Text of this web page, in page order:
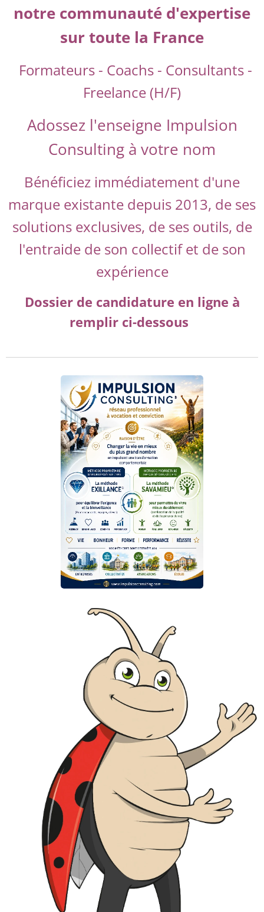
notre communauté d'expertise
sur toute la France
Formateurs - Coachs - Consultants -
Freelance (H/F)
Adossez l'enseigne Impulsion
Consulting à votre nom
Bénéficiez immédiatement d'une
marque existante depuis 2013, de ses
solutions exclusives, de ses outils, de
l'entraide de son collectif et de son
expérience
Dossier de candidature en ligne à
remplir ci-dessous